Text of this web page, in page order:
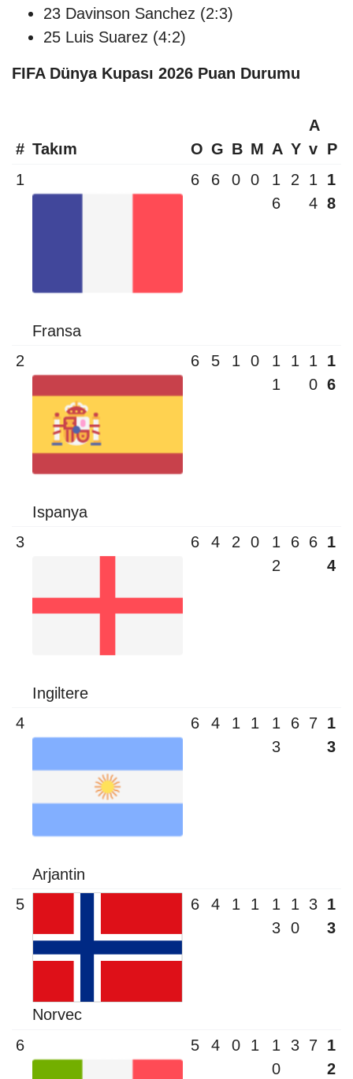
23 Davinson Sanchez (2:3)
25 Luis Suarez (4:2)
FIFA Dünya Kupası 2026 Puan Durumu
# Takım O G B M A Y
A
v
P
1
Fransa
6 6 0 0
1
6
2
1
4
1
8
2
Ispanya
6 5 1 0
1
1
1
1
0
1
6
3
Ingiltere
6 4 2 0
1
2
6 6
1
4
4
Arjantin
6 4 1 1
1
3
6 7
1
3
5
Norvec
6 4 1 1
1
3
1
0
3
1
3
6 5 4 0 1
1
0
3 7
1
2